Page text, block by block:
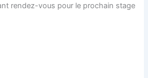
rendez-vous pour le prochain stage